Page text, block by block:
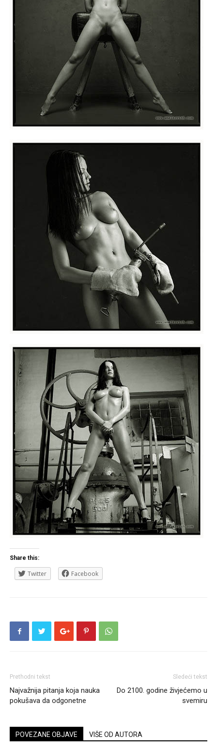
Share this:
Twitter Facebook
Prethodni tekst
Najvažnija pitanja koja nauka
pokušava da odgonetne
Sledeći tekst
Do 2100. godine živjećemo u
svemiru
POVEZANE OBJAVE VIŠE OD AUTORA